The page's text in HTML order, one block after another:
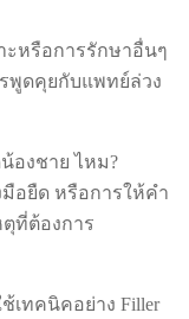
ะหรือการรักษาอื่นๆ
พูดคุยกับแพทย์ล่วง
องชาย ไหม?
มือยืด หรือการให้คำ
ที่ต้องการ
เทคนิคอย่าง Filler